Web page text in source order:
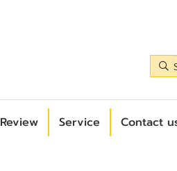
Review Service Contact